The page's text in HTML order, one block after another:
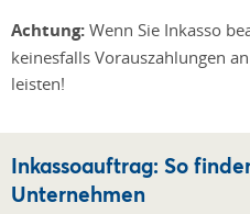
Achtung: Wenn Sie Inkasso
keinesfalls Vorauszahlungen
leisten!
Inkassoauftrag: So
Unternehmen